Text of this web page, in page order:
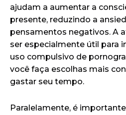
ajudam a aumentar a
presente, reduzindo a
pensamentos negativos. A
ser especialmente útil para
uso compulsivo de
você faça escolhas mais
gastar seu tempo.
Paralelamente, é